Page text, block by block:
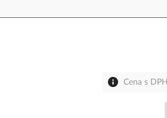
Cena s DPH